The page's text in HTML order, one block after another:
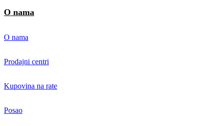
O nama
O nama
Prodajni centri
Kupovina na rate
Posao